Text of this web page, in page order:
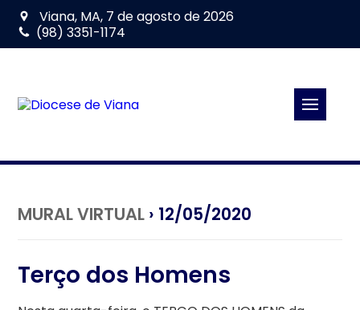
Viana, MA, 7 de agosto de 2026
(98) 3351-1174
MURAL VIRTUAL › 12/05/2020
Terço dos Homens